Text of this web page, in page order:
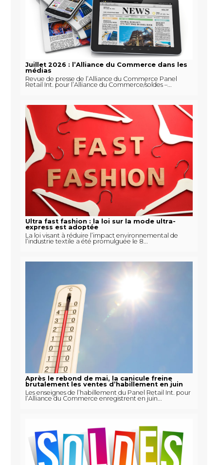
Juillet 2026 : l’Alliance du Commerce dans les
médias
Revue de presse de l’Alliance du Commerce Panel
Retail Int. pour l’Alliance du Commerce/soldes –...
Ultra fast fashion : la loi sur la mode ultra-
express est adoptée
La loi visant à réduire l’impact environnemental de
l’industrie textile a été promulguée le 8...
Après le rebond de mai, la canicule freine
brutalement les ventes d’habillement en juin
Les enseignes de l’habillement du Panel Retail Int. pour
l’Alliance du Commerce enregistrent en juin...